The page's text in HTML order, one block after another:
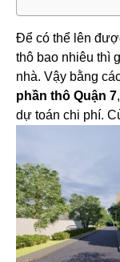
Để có thể lên
thô bao nhiêu thì
nhà. Vậy bằng
phần thô Quận 7
dự toán chi phí.